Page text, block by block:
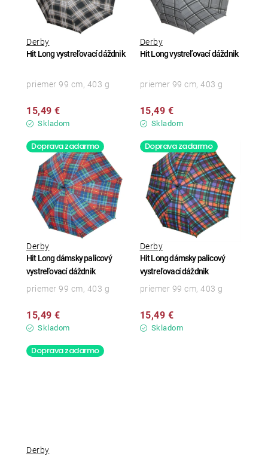
Hit Long vystreľovací dáždnik
Derby
Skladom
15,49 €
priemer 99 cm, 403 g
Hit Long vystreľovací dáždnik
Derby
Skladom
15,49 €
priemer 99 cm, 403 g
Doprava zadarmo
Hit Long dámsky palicový
vystreľovací dáždnik
Derby
Skladom
15,49 €
priemer 99 cm, 403 g
Doprava zadarmo
Hit Long dámsky palicový
vystreľovací dáždnik
Derby
Skladom
15,49 €
priemer 99 cm, 403 g
Doprava zadarmo
Derby